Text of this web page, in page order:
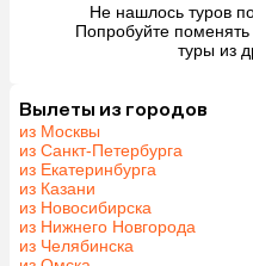
Не нашлось туров
туры из
Вылеты из городов
из Москвы
из Санкт-Петербурга
из Екатеринбурга
из Казани
из Новосибирска
из Нижнего Новгорода
из Челябинска